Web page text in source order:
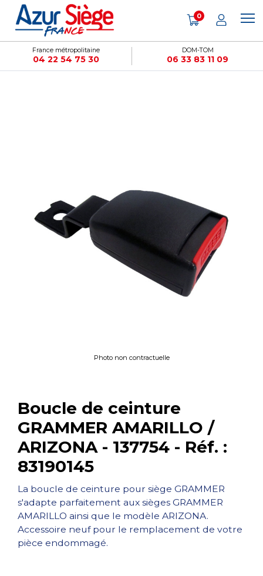
France métropolitaine
04 22 54 75 30
DOM-TOM
06 33 83 11 09
0
Boucle de ceinture
GRAMMER AMARILLO /
ARIZONA - 137754 - Réf. :
83190145
La boucle de ceinture pour siège GRAMMER
s'adapte parfaitement aux sièges GRAMMER
AMARILLO ainsi que le modèle ARIZONA.
Accessoire neuf pour le remplacement de votre
pièce endommagé.
Photo non contractuelle
Panneau de gestion des cookies